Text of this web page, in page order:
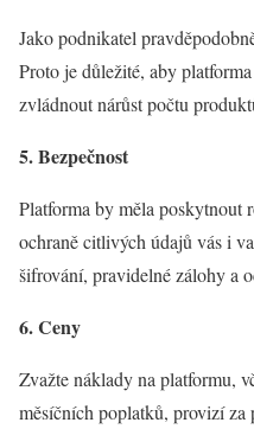
Jako podnikatel
Proto je důležité, aby
zvládnout nárůst počtu
5. Bezpečnost
Platforma by měla poskytnout
ochraně citlivých údajů vás i
šifrování, pravidelné zálohy a
6. Ceny
Zvažte náklady na platformu,
měsíčních poplatků, provizí za